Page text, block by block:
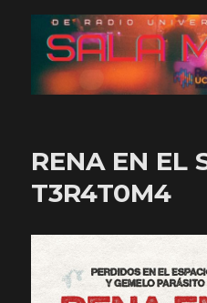
Sala Master
RENA EN EL
T3R4T0M4